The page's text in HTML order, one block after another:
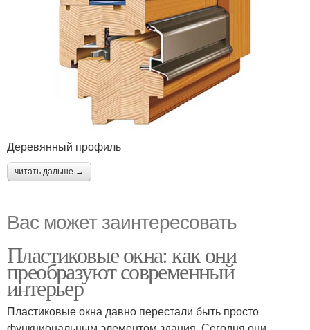
Деревянный профиль
читать дальше →
Вас может заинтересовать
Пластиковые окна: как они
преобразуют современный
интерьер
Пластиковые окна давно перестали быть просто